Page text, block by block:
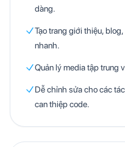
dàng.
Tạo trang giới thiệu,
nhanh.
Quản lý media tập trung
Dễ chỉnh sửa cho các
can thiệp code.